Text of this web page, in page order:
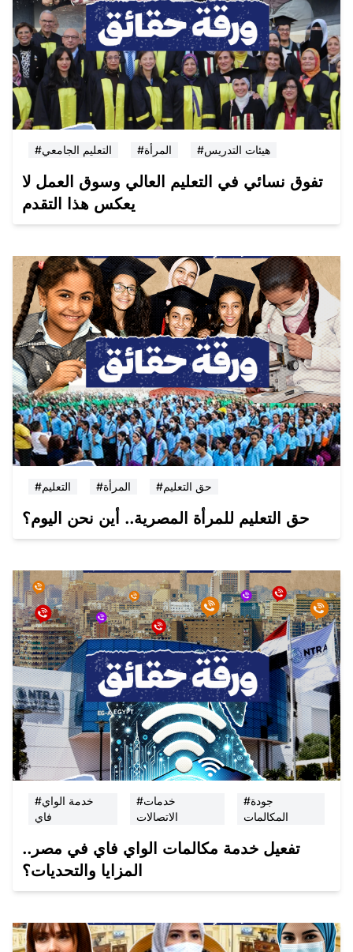
#التعليم الجامعي #المرأة #هيئات التدريس
تفوق نسائي في التعليم العالي وسوق العمل لا
يعكس هذا التقدم
#التعليم #المرأة #حق التعليم
حق التعليم للمرأة المصرية.. أين نحن اليوم؟
#خدمة الواي
فاي
#خدمات
الاتصالات
#جودة
المكالمات
تفعيل خدمة مكالمات الواي فاي في مصر..
المزايا والتحديات؟